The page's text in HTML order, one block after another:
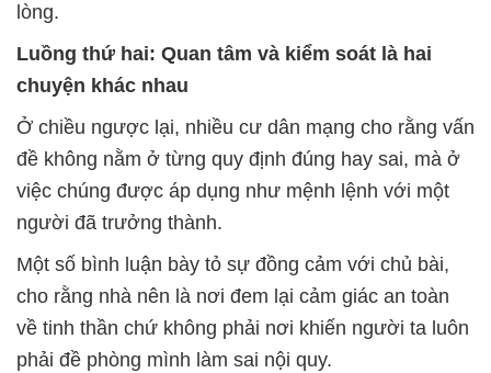
lòng.
Luồng thứ hai: Quan tâm và kiểm soát là hai
chuyện khác nhau
Ở chiều ngược lại, nhiều cư dân mạng cho rằng vấn
đề không nằm ở từng quy định đúng hay sai, mà ở
việc chúng được áp dụng như mệnh lệnh với một
người đã trưởng thành.
Một số bình luận bày tỏ sự đồng cảm với chủ bài,
cho rằng nhà nên là nơi đem lại cảm giác an toàn
về tinh thần chứ không phải nơi khiến người ta luôn
phải đề phòng mình làm sai nội quy.